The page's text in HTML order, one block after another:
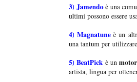
3)Jamendo è una
ultimi possono essere
4)Magnatune è un
una tantum per
5)BeatPick è un
artista, lingua per